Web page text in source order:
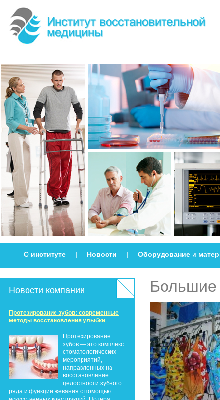
О институте Новости Оборудование и
Новости компании
Протезирование зубов: современные
методы восстановления улыбки
Протезирование
зубов — это комплекс
стоматологических
мероприятий,
направленных на
восстановление
целостности зубного
ряда и функции жевания с помощью
Большие